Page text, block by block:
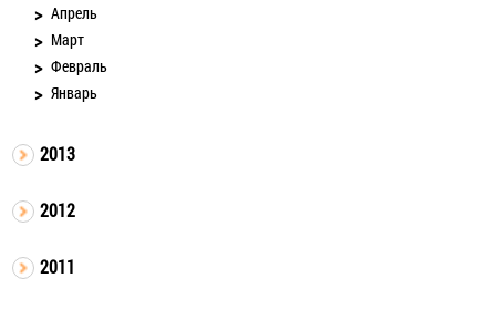
Апрель
Март
Февраль
Январь
2013
2012
2011